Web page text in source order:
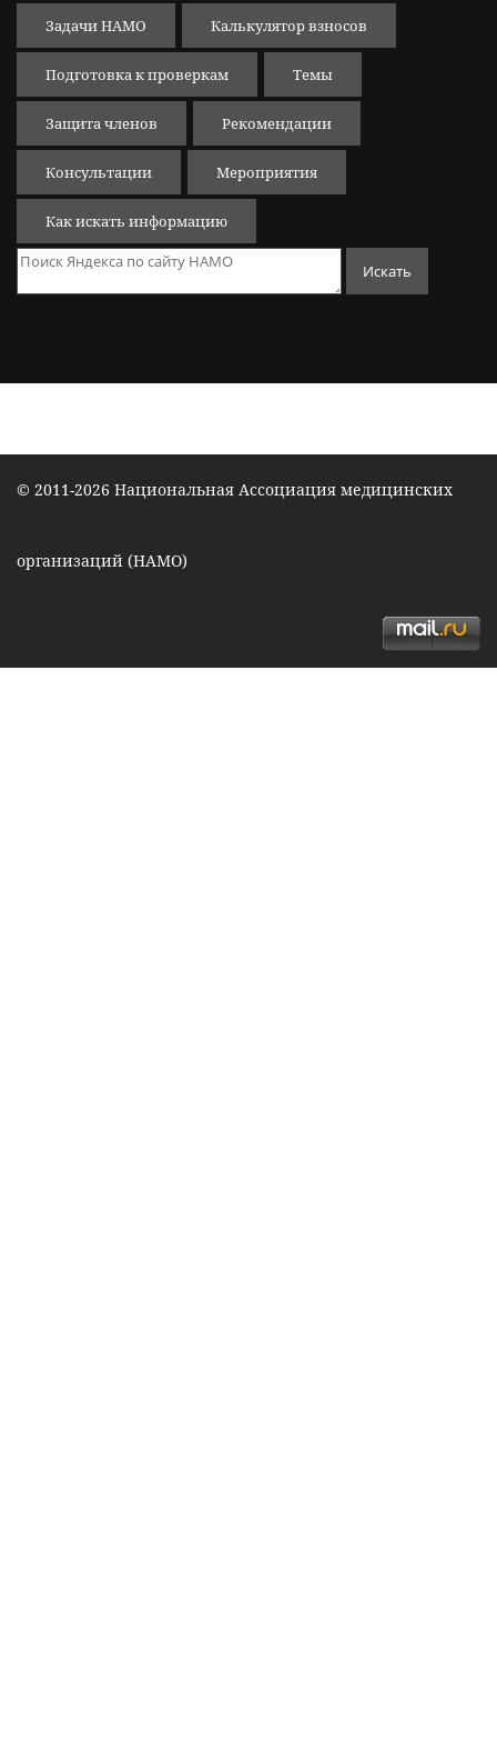
Задачи НАМО Калькулятор взносов
Подготовка к проверкам Темы
Защита членов Рекомендации
Консультации Мероприятия
Как искать информацию
© 2011-2026 Национальная Ассоциация медицинских
организаций (НАМО)